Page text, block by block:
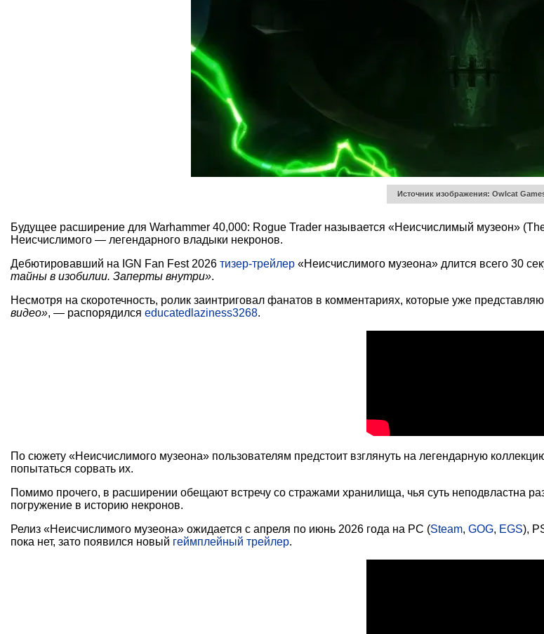
Источник изображения: Owlcat
Будущее расширение для Warhammer 40,000: Rogue Trader называется «Неисчислимый музеон»
Неисчислимого — легендарного владыки некронов.
Дебютировавший на IGN Fan Fest 2026 тизер-трейлер «Неисчислимого музеона» длится всего 30
тайны в изобилии. Заперты внутри».
Несмотря на скоротечность, ролик заинтриговал фанатов в комментариях, которые уже
видео», — распорядился educatedlaziness3268.
По сюжету «Неисчислимого музеона» пользователям предстоит взглянуть на легендарную
попытаться сорвать их.
Помимо прочего, в расширении обещают встречу со стражами хранилища, чья суть неподвластна
погружение в историю некронов.
Релиз «Неисчислимого музеона» ожидается с апреля по июнь 2026 года на PC (Steam, GOG, EGS),
пока нет, зато появился новый геймплейный трейлер.